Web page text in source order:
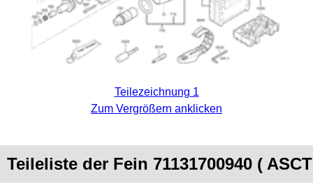
Teilezeichnung 1
Zum Vergrößern anklicken
Teileliste der Fein 71131700940 (